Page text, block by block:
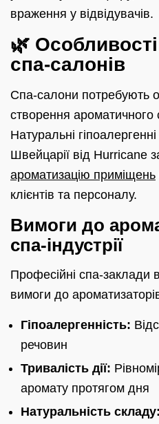
враження у відвідувачів.
🌿
спа-салонів
Спа-салони потребують
створення
Натуральні
Швейцарії від Hurricane
ароматизацію приміщень
клієнтів та персоналу.
Вимоги до
спа-індустрії
Професійні спа-заклади
вимоги до
Гіпоалергенність:
речовин
Тривалість дії:
аромату протягом дня
Натуральність складу: